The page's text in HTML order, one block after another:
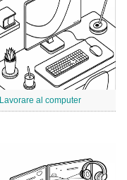
Lavorare al computer